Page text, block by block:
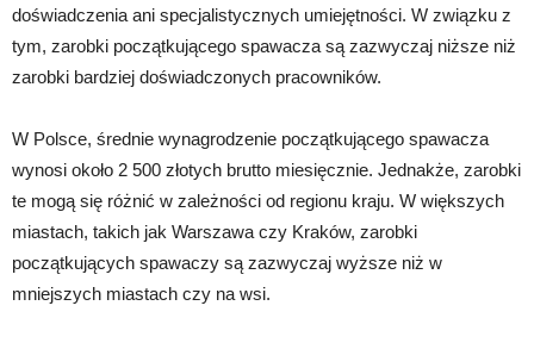
doświadczenia ani specjalistycznych umiejętności. W związku z
tym, zarobki początkującego spawacza są zazwyczaj niższe niż
zarobki bardziej doświadczonych pracowników.
W Polsce, średnie wynagrodzenie początkującego spawacza
wynosi około 2 500 złotych brutto miesięcznie. Jednakże, zarobki
te mogą się różnić w zależności od regionu kraju. W większych
miastach, takich jak Warszawa czy Kraków, zarobki
początkujących spawaczy są zazwyczaj wyższe niż w
mniejszych miastach czy na wsi.